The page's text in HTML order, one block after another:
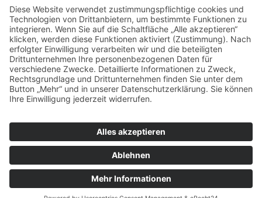
Copyright www.wfkl.de 2026.
Alle Rechte vorbehalten